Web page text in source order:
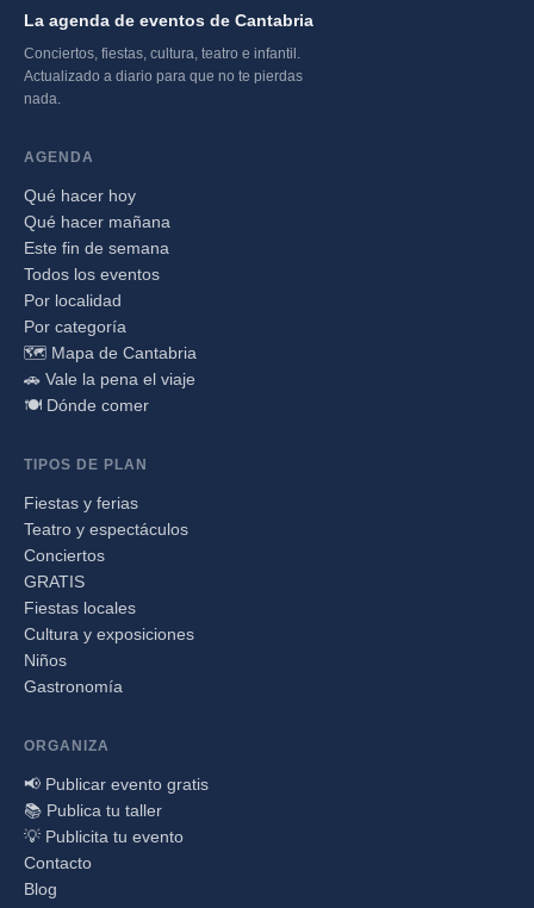
La agenda de eventos de Cantabria
Conciertos, fiestas, cultura, teatro e infantil.
Actualizado a diario para que no te pierdas
nada.
AGENDA
Qué hacer hoy
Qué hacer mañana
Este fin de semana
Todos los eventos
Por localidad
Por categoría
🗺️ Mapa de Cantabria
🚗 Vale la pena el viaje
🍽️ Dónde comer
TIPOS DE PLAN
Fiestas y ferias
Teatro y espectáculos
Conciertos
GRATIS
Fiestas locales
Cultura y exposiciones
Niños
Gastronomía
ORGANIZA
📢 Publicar evento gratis
📚 Publica tu taller
💡 Publicita tu evento
Contacto
Blog